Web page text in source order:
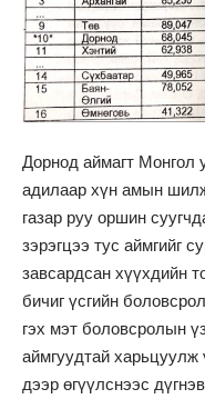
Дорнод аймагт Монгол
адилаар хүн амын
газар руу оршин
зэрэгцээ тус аймгийг
завсардсан хүүхдийн
бичиг үсгийн
гэх мэт боловсролын
аймгуудтай
дээр өгүүлснээс